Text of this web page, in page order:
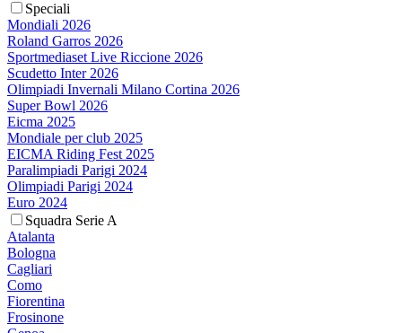
Speciali
Mondiali 2026
Roland Garros 2026
Sportmediaset Live Riccione 2026
Scudetto Inter 2026
Olimpiadi Invernali Milano Cortina 2026
Super Bowl 2026
Eicma 2025
Mondiale per club 2025
EICMA Riding Fest 2025
Paralimpiadi Parigi 2024
Olimpiadi Parigi 2024
Euro 2024
Squadra Serie A
Atalanta
Bologna
Cagliari
Como
Fiorentina
Frosinone